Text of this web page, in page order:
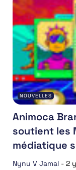
NOUVELLES
Animoca
soutient les
médiatique
Nynu V Jamal - 2